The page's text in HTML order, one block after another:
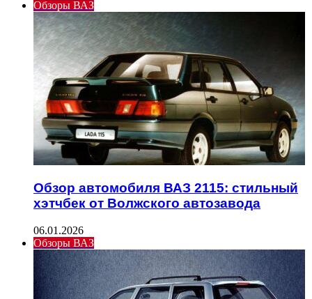
Обзоры ВАЗ
Обзор автомобиля ВАЗ 2115: стильный
хэтчбек от Волжского автозавода
06.01.2026
Обзоры ВАЗ